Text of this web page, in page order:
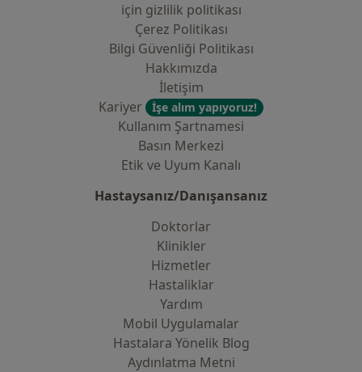
i̇çin gizlilik politikası
Çerez Politikası
Bilgi Güvenliği Politikası
Hakkımızda
İletişim
Kariyer
İşe alım yapıyoruz!
Kullanım Şartnamesi
Basın Merkezi
Etik ve Uyum Kanalı
Hastaysanız/Danışansanız
Doktorlar
Klinikler
Hizmetler
Hastaliklar
Yardım
Mobil Uygulamalar
Hastalara Yönelik Blog
Aydınlatma Metni